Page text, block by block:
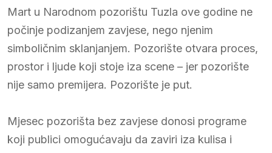
Mart u Narodnom pozorištu Tuzla ove godine ne
počinje podizanjem zavjese, nego njenim
simboličnim sklanjanjem. Pozorište otvara proces,
prostor i ljude koji stoje iza scene – jer pozorište
nije samo premijera. Pozorište je put.
Mjesec pozorišta bez zavjese donosi programe
koji publici omogućavaju da zaviri iza kulisa i